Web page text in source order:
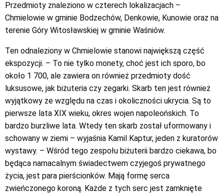
Przedmioty znaleziono w czterech lokalizacjach –
Chmielowie w gminie Bodzechów, Denkowie, Kunowie oraz na
terenie Góry Witosławskiej w gminie Waśniów.
Ten odnaleziony w Chmielowie stanowi największą część
ekspozycji. – To nie tylko monety, choć jest ich sporo, bo
około 1 700, ale zawiera on również przedmioty dość
luksusowe, jak biżuteria czy zegarki. Skarb ten jest również
wyjątkowy ze względu na czas i okoliczności ukrycia. Są to
pierwsze lata XIX wieku, okres wojen napoleońskich. To
bardzo burzliwe lata. Wtedy ten skarb został uformowany i
schowany w ziemi – wyjaśnia Kamil Kaptur, jeden z kuratorów
wystawy. – Wśród tego zespołu biżuterii bardzo ciekawa, bo
będąca namacalnym świadectwem czyjegoś prywatnego
życia, jest para pierścionków. Mają formę serca
zwieńczonego koroną. Każde z tych serc jest zamknięte